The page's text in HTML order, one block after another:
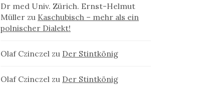
Dr med Univ. Zürich. Ernst-Helmut
Müller zu Kaschubisch – mehr als ein
polnischer Dialekt!
Olaf Czinczel zu Der Stintkönig
Olaf Czinczel zu Der Stintkönig